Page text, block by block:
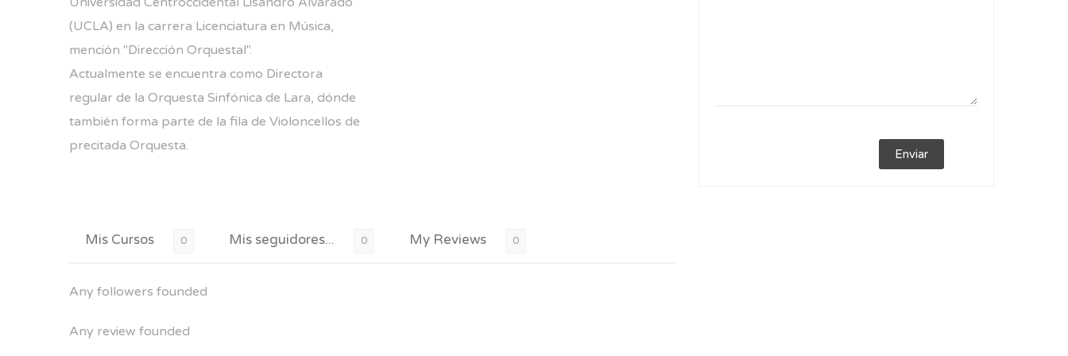
(UCLA) en la carrera Licenciatura en Música,
mención "Dirección Orquestal".
Actualmente se encuentra como Directora
regular de la Orquesta Sinfónica de Lara, dónde
también forma parte de la fila de Violoncellos de
precitada Orquesta.
Mis Cursos 0 Mis seguidores... 0 My Reviews 0
Any followers founded
Any review founded